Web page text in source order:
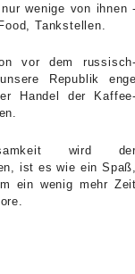
wenige von ihnen
Tankstellen.
vor dem
Republik
Handel der
wird
ist es wie ein
ein wenig mehr